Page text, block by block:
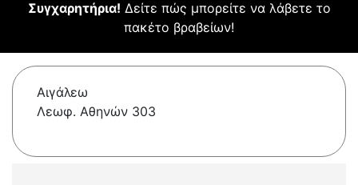
Συγχαρητήρια! Δείτε πώς μπορείτε να λάβετε το
πακέτο βραβείων!
Αιγάλεω
Λεωφ. Αθηνών 303